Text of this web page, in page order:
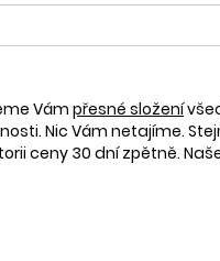
Vám přesné složení
Nic Vám netajíme.
ceny 30 dní zpětně.